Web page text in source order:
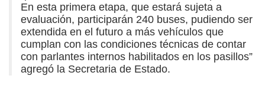
En esta primera etapa, que estará sujeta a
evaluación, participarán 240 buses, pudiendo ser
extendida en el futuro a más vehículos que
cumplan con las condiciones técnicas de contar
con parlantes internos habilitados en los pasillos”
agregó la Secretaria de Estado.